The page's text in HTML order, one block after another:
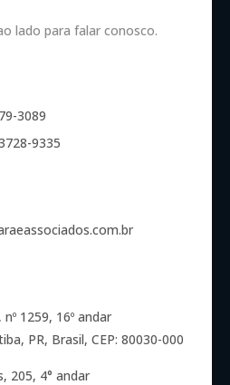
lado para falar conosco.
3089
9335
1259, 16º andar
PR, Brasil, CEP: 80030-000
205, 4° andar